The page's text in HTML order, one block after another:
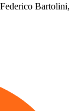
Bartolini,